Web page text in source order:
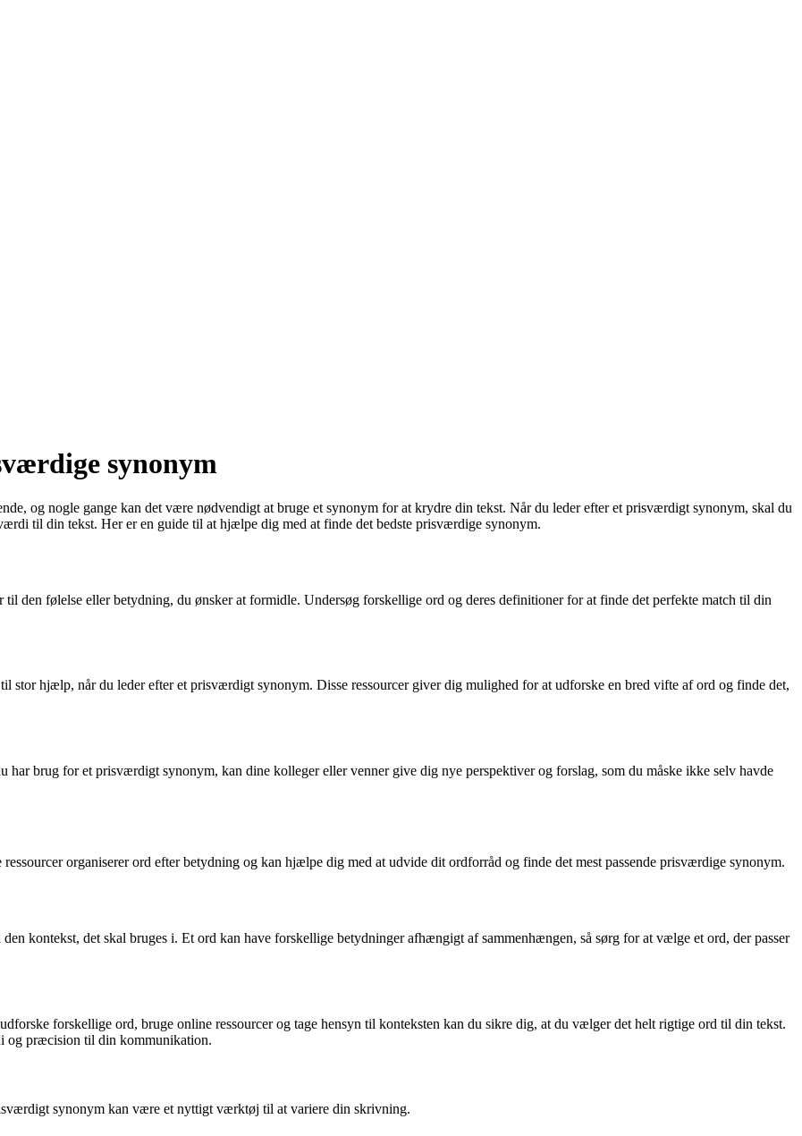
synonym
og nogle gange kan det være nødvendigt at bruge et synonym for at krydre din tekst. Når du leder efter et prisværdigt synonym, skal du
til din tekst. Her er en guide til at hjælpe dig med at finde det bedste prisværdige synonym.
den følelse eller betydning, du ønsker at formidle. Undersøg forskellige ord og deres definitioner for at finde det perfekte match til din
stor hjælp, når du leder efter et prisværdigt synonym. Disse ressourcer giver dig mulighed for at udforske en bred vifte af ord og finde det,
brug for et prisværdigt synonym, kan dine kolleger eller venner give dig nye perspektiver og forslag, som du måske ikke selv havde
organiserer ord efter betydning og kan hjælpe dig med at udvide dit ordforråd og finde det mest passende prisværdige synonym.
kontekst, det skal bruges i. Et ord kan have forskellige betydninger afhængigt af sammenhængen, så sørg for at vælge et ord, der passer
forskellige ord, bruge online ressourcer og tage hensyn til konteksten kan du sikre dig, at du vælger det helt rigtige ord til din tekst.
og præcision til din kommunikation.
synonym kan være et nyttigt værktøj til at variere din skrivning.